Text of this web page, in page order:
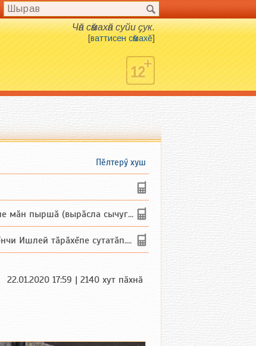
Чӑн сӑмахӑн суйи ҫук.
[ваттисен сӑмахӗ]
Пӗлтерӳ хуш
мăн пыршă (вырăсла сычуг) ...
тăрăхĕпе сутатăп. Ха...
22.01.2020 17:59 | 2140 хут пӑхнӑ